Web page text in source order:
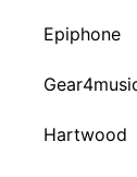
Epiphone
Hartwood